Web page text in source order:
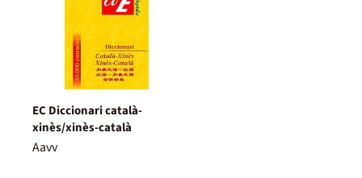
EC Diccionari català-
xinès/xinès-català
Aavv